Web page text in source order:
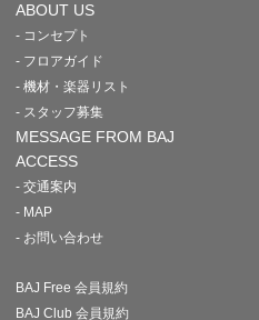
ABOUT US
- コンセプト
- フロアガイド
- 機材・楽器リスト
- スタッフ募集
MESSAGE FROM BAJ
ACCESS
- 交通案内
- MAP
- お問い合わせ
BAJ Free 会員規約
BAJ Club 会員規約